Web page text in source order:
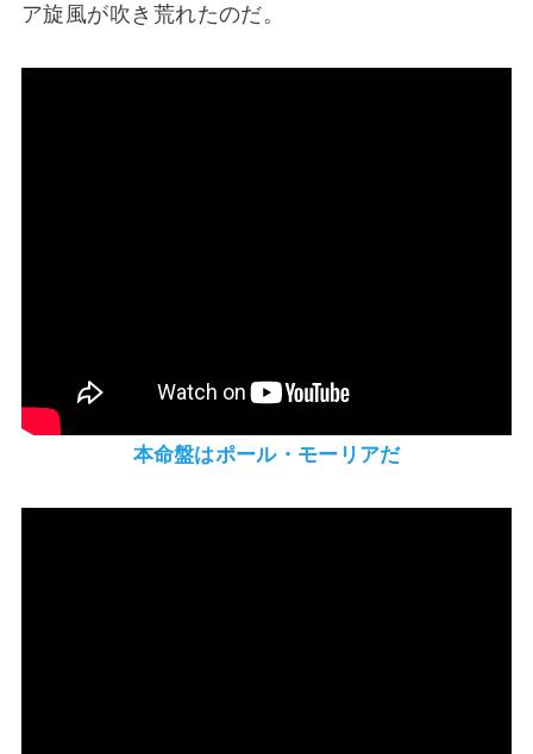
ア旋風が吹き荒れたのだ。
本命盤はポール・モーリアだ